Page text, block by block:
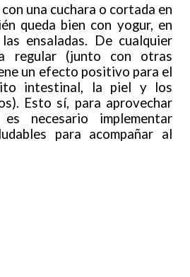
una cuchara o cortada en
queda bien con yogur, en
ensaladas. De cualquier
regular (junto con otras
un efecto positivo para el
intestinal, la piel y los
Esto sí, para aprovechar
necesario implementar
para acompañar al